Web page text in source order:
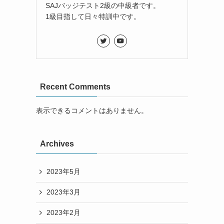
SAJバッジテスト2級の中級者です。
1級目指して日々特訓中です。
Recent Comments
表示できるコメントはありません。
Archives
2023年5月
2023年3月
2023年2月